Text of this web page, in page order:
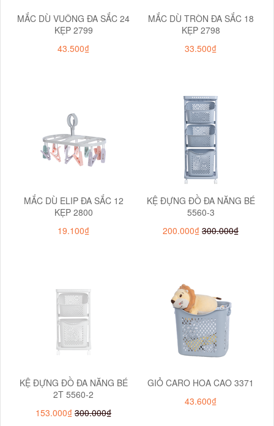
MẮC DÙ VUÔNG ĐA SẮC 24
KẸP 2799
43.500₫
MẮC DÙ TRÒN ĐA SẮC 18
KẸP 2798
33.500₫
MẮC DÙ ELIP ĐA SẮC 12
KẸP 2800
19.100₫
KỆ ĐỰNG ĐỒ ĐA NĂNG BÉ
5560-3
200.000₫ 300.000₫
KỆ ĐỰNG ĐỒ ĐA NĂNG BÉ
2T 5560-2
153.000₫ 300.000₫
GIỎ CARO HOA CAO 3371
43.600₫